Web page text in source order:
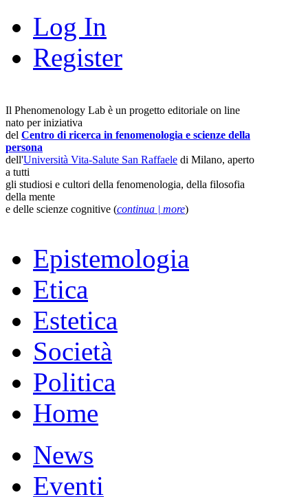
Log In
Register
Il Phenomenology Lab è un progetto editoriale on line
nato per iniziativa
del Centro di ricerca in fenomenologia e scienze della
persona
dell'Università Vita-Salute San Raffaele di Milano, aperto
a tutti
gli studiosi e cultori della fenomenologia, della filosofia
della mente
e delle scienze cognitive (continua | more)
Epistemologia
Etica
Estetica
Società
Politica
Home
News
Eventi